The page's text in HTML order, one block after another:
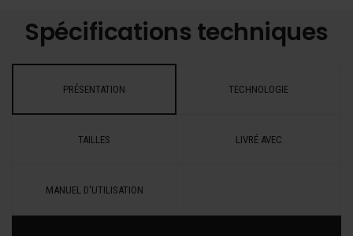
Spécifications techniques
PRÉSENTATION TECHNOLOGIE
TAILLES LIVRÉ AVEC
MANUEL D'UTILISATION